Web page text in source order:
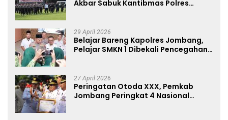
Akbar Sabuk Kantibmas Polres
29 April 2026
Belajar Bareng Kapolres Jombang,
Pelajar SMKN 1 Dibekali Pencegahan
27 April 2026
Peringatan Otoda XXX, Pemkab
Jombang Peringkat 4 Nasional